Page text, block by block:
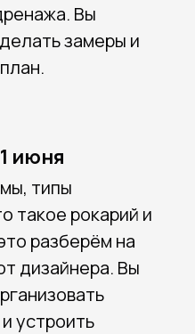
Вы
замеры и
июня
типы
такое рокарий и
разберём на
дизайнера. Вы
устроить